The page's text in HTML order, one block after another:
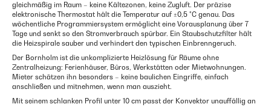
gleichmäßig im Raum – keine Kältezonen, keine Zugluft. Der präzise
elektronische Thermostat hält die Temperatur auf ±0,5 °C genau. Das
wöchentliche Programmiersystem ermöglicht eine Vorausplanung über 7
Tage und senkt so den Stromverbrauch spürbar. Ein Staubschutzfilter hält
die Heizspirale sauber und verhindert den typischen Einbrenngeruch.
Der Bornholm ist die unkomplizierte Heizlösung für Räume ohne
Zentralheizung: Ferienhäuser, Büros, Werkstätten oder Mietwohnungen.
Mieter schätzen ihn besonders – keine baulichen Eingriffe, einfach
anschließen und mitnehmen, wenn man auszieht.
Mit seinem schlanken Profil unter 10 cm passt der Konvektor unauffällig an